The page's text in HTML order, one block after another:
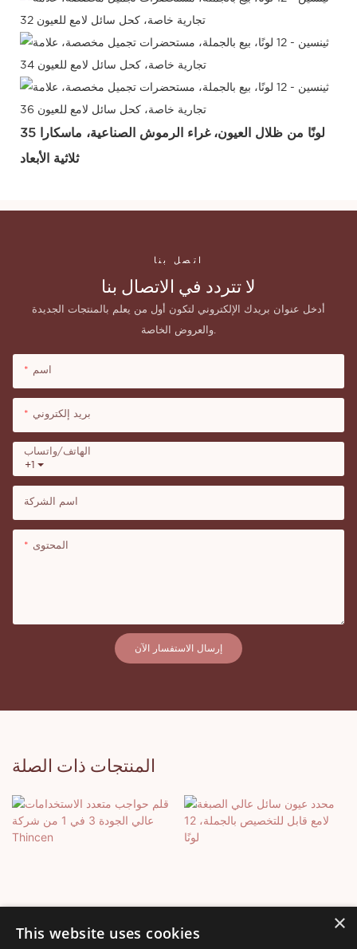
35 لونًا من ظلال العيون، غراء الرموش الصناعية، ماسكارا
ثلاثية الأبعاد
اتصل بنا
لا تتردد في الاتصال بنا
أدخل عنوان بريدك الإلكتروني لتكون أول من يعلم بالمنتجات الجديدة
اسم
بريد إلكتروني
+1
الهاتف/واتساب
اسم الشركة
المحتوى
إرسال الاستفسار الآن
المنتجات ذات الصلة
×
This website uses cookies